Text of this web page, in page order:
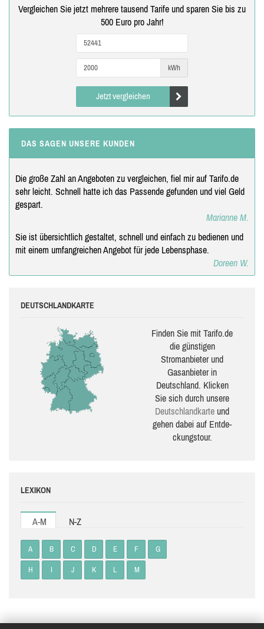
Vergleichen Sie jetzt mehrere tausend Tarife und sparen Sie bis zu
500 Euro pro Jahr!
kWh
Jetzt vergleichen
DAS SAGEN UNSERE KUNDEN
Die große Zahl an Angeboten zu vergleichen, fiel mir auf Tarifo.de
sehr leicht. Schnell hatte ich das Passende gefunden und viel Geld
gespart.
Marianne M.
Sie ist übersichtlich gestaltet, schnell und einfach zu bedienen und
mit einem umfangreichen Angebot für jede Lebensphase.
Doreen W.
DEUTSCHLANDKARTE
Finden Sie mit Tarifo.de
die güns­ti­gen
Stromanbieter und
Gasanbieter in
Deutschland. Klicken
Sie sich durch unsere
Deutsch­land­karte und
gehen dabei auf Ent­de­
ckungs­tour.
LEXIKON
A-M N-Z
A B C D E F G
H I J K L M